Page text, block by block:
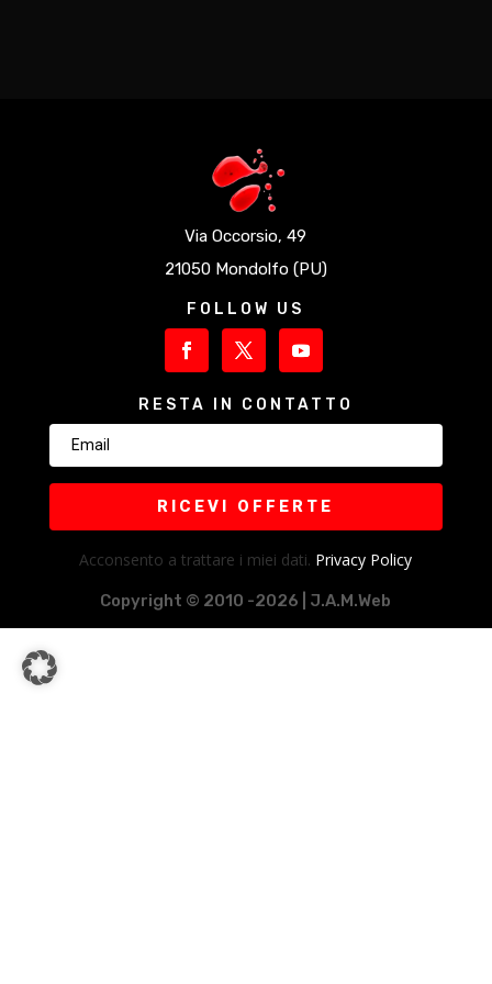
Via Occorsio, 49
21050 Mondolfo (PU)
FOLLOW US
RESTA IN CONTATTO
RICEVI OFFERTE
Acconsento a trattare i miei dati. Privacy Policy
Copyright © 2010 -2026 | J.A.M.Web